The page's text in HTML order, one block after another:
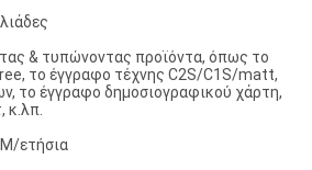
& τυπώνοντας προϊόντα, όπως το
το έγγραφο τέχνης C2S/C1S/matt,
το έγγραφο δημοσιογραφικού χάρτη,
κ.λπ.
ετήσια